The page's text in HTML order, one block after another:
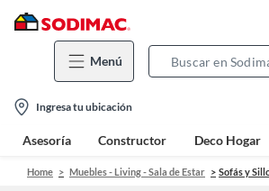
Menú
location-
icon
Ingresa tu ubicación
Asesoría Constructor Deco Hogar
Home Muebles - Living - Sala de Estar Sofás y